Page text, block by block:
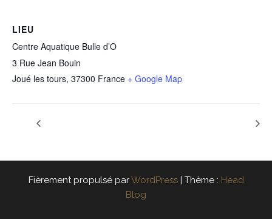
LIEU
Centre Aquatique Bulle d’O
3 Rue Jean Bouin
Joué les tours, 37300 France + Google Map
Fièrement propulsé parWordPress | Thème : Head
Blog